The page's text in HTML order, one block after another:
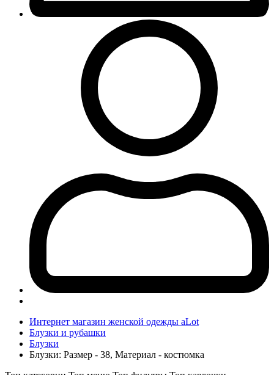
Интернет магазин женской одежды aLot
Блузки и рубашки
Блузки
Блузки: Размер - 38, Материал - костюмка